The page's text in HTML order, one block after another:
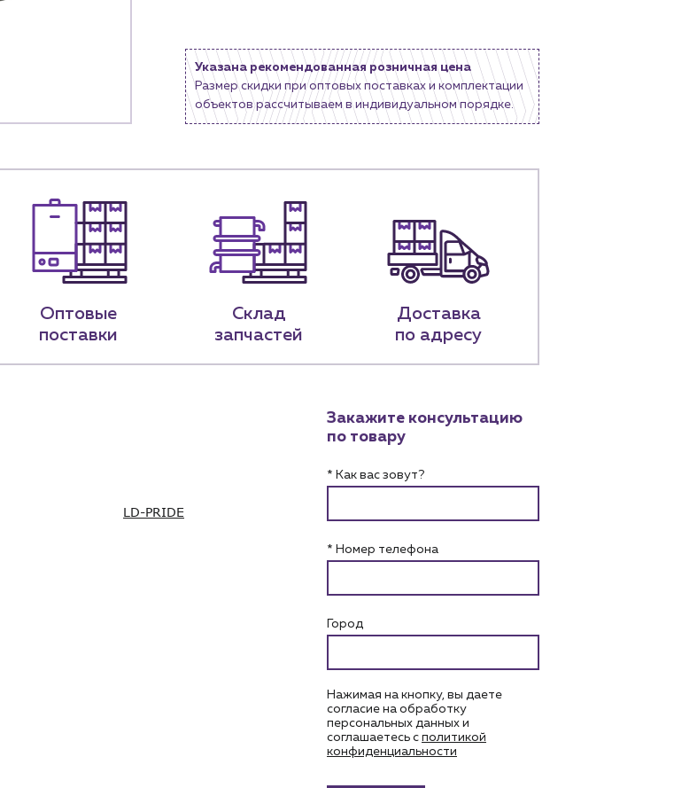
Указана рекомендованная розничная цена
Размер скидки при оптовых поставках и комплектации
объектов рассчитываем в индивидуальном порядке.
Оптовые
поставки
Склад
запчастей
Доставка
по адресу
LD-PRIDE
Закажите консультацию
по товару
* Как вас зовут?
* Номер телефона
Город
Нажимая на кнопку, вы даете
согласие на обработку
персональных данных и
соглашаетесь c политикой
конфиденциальности